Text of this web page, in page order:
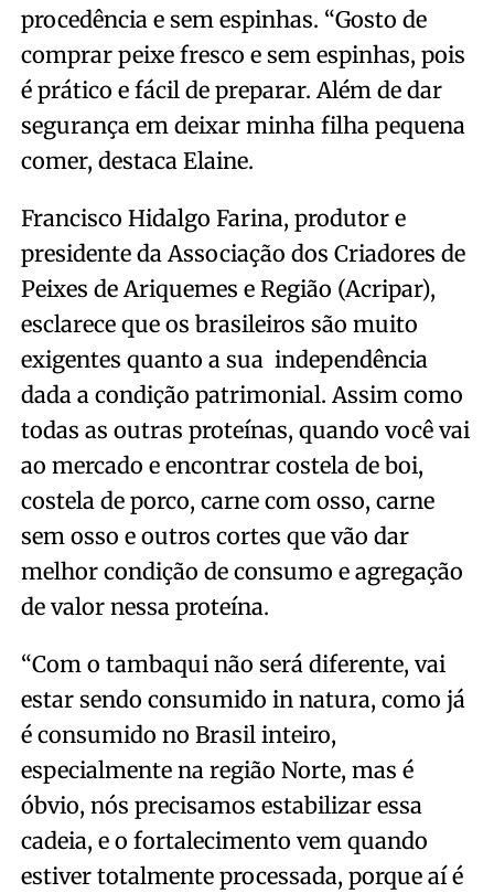
procedência e sem espinhas. “Gosto de
comprar peixe fresco e sem espinhas, pois
é prático e fácil de preparar. Além de dar
segurança em deixar minha filha pequena
comer, destaca Elaine.
Francisco Hidalgo Farina, produtor e
presidente da Associação dos Criadores de
Peixes de Ariquemes e Região (Acripar),
esclarece que os brasileiros são muito
exigentes quanto a sua independência
dada a condição patrimonial. Assim como
todas as outras proteínas, quando você vai
ao mercado e encontrar costela de boi,
costela de porco, carne com osso, carne
sem osso e outros cortes que vão dar
melhor condição de consumo e agregação
de valor nessa proteína.
“Com o tambaqui não será diferente, vai
estar sendo consumido in natura, como já
é consumido no Brasil inteiro,
especialmente na região Norte, mas é
óbvio, nós precisamos estabilizar essa
cadeia, e o fortalecimento vem quando
estiver totalmente processada, porque aí é